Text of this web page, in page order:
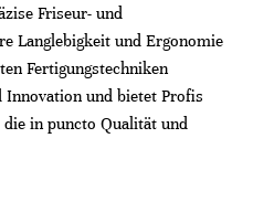
Friseur- und
Langlebigkeit und Ergonomie
Fertigungstechniken
und bietet Profis
in puncto Qualität und